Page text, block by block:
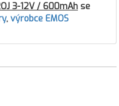
3-12V / 600mAh se
, výrobce EMOS